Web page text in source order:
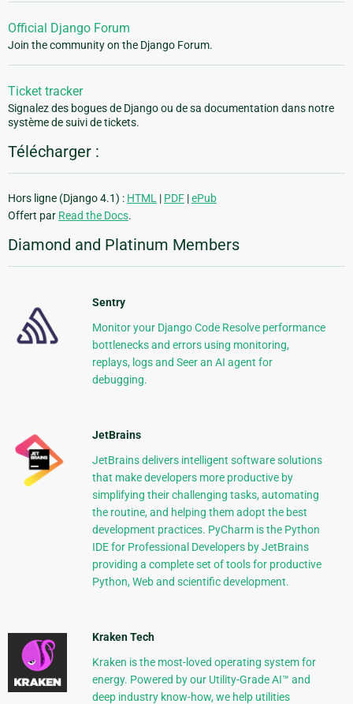
Official Django Forum
Join the community on the Django Forum.
Ticket tracker
Signalez des bogues de Django ou de sa documentation dans notre
système de suivi de tickets.
Télécharger :
Hors ligne (Django 4.1) : HTML | PDF |ePub
Offert par Read the Docs.
Diamond and Platinum Members
Sentry
Monitor your Django Code Resolve performance
bottlenecks and errors using monitoring,
replays, logs and Seer an AI agent for
debugging.
JetBrains
JetBrains delivers intelligent software solutions
that make developers more productive by
simplifying their challenging tasks, automating
the routine, and helping them adopt the best
development practices. PyCharm is the Python
IDE for Professional Developers by JetBrains
providing a complete set of tools for productive
Python, Web and scientific development.
Kraken Tech
Kraken is the most-loved operating system for
energy. Powered by our Utility-Grade AI™ and
deep industry know-how, we help utilities